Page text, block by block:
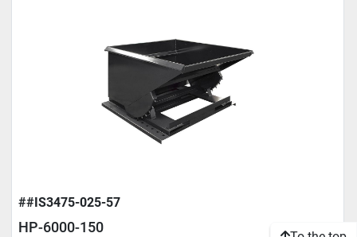
##IS3475-025-57
HP-6000-150